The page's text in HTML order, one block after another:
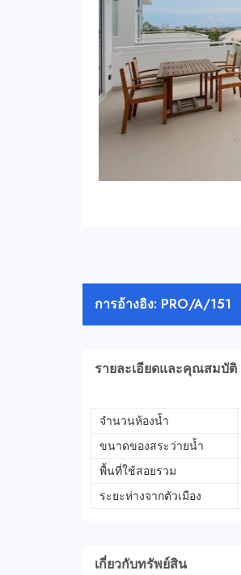
การอ้างอิง: PRO/A/151
รายละเอียดและคุณสมบัติ
จำนวนห้องน้ำ
ขนาดของสระว่ายน้ำ
พื้นที่ใช้สอยรวม
ระยะห่างจากตัวเมือง
เกี่ยวกับทรัพย์สิน